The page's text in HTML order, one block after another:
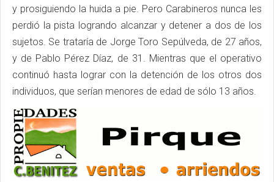
y prosiguiendo la huida a pie. Pero Carabineros nunca les
perdió la pista logrando alcanzar y detener a dos de los
sujetos. Se trataría de Jorge Toro Sepúlveda, de 27 años,
y de Pablo Pérez Díaz, de 31. Mientras que el operativo
continuó hasta lograr con la detención de los otros dos
individuos, que serían menores de edad de sólo 13 años.